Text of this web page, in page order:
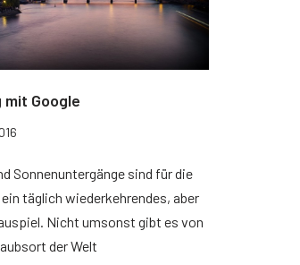
Google
Sonnenuntergänge sind für die
täglich wiederkehrendes, aber
Nicht umsonst gibt es von
der Welt